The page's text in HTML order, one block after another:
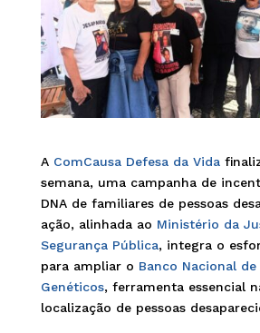
A ComCausa Defesa da Vida
semana, uma campanha de
DNA de familiares de pessoas
ação, alinhada ao Ministério da
Segurança Pública, integra o
para ampliar o Banco Nacional de
Genéticos, ferramenta essencial
localização de pessoas